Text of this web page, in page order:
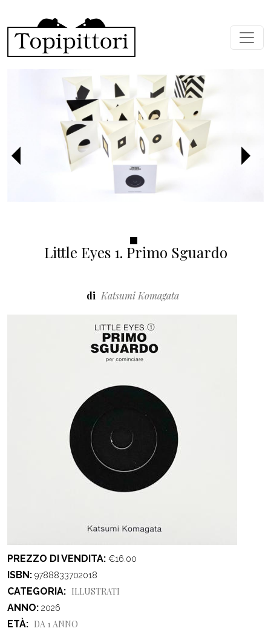
Precedente
Little Eyes 1. Primo Sguardo
di Katsumi Komagata
PREZZO DI VENDITA €16.00
ISBN 9788833702018
CATEGORIA
ILLUSTRATI
ANNO 2026
ETÀ
DA 1 ANNO